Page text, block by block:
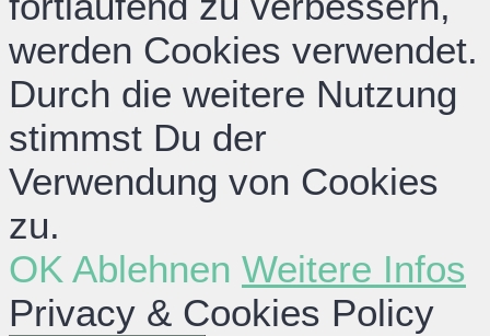
werden Cookies verwendet.
Durch die weitere Nutzung
stimmst Du der
Verwendung von Cookies
zu.
OK Ablehnen Weitere Infos
Privacy & Cookies Policy